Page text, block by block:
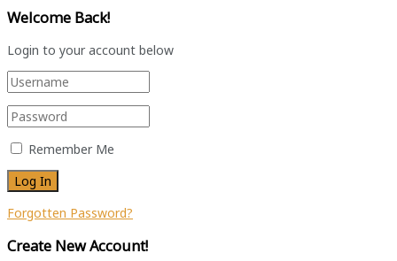
Welcome Back!
Login to your account below
Remember Me
Forgotten Password?
Create New Account!